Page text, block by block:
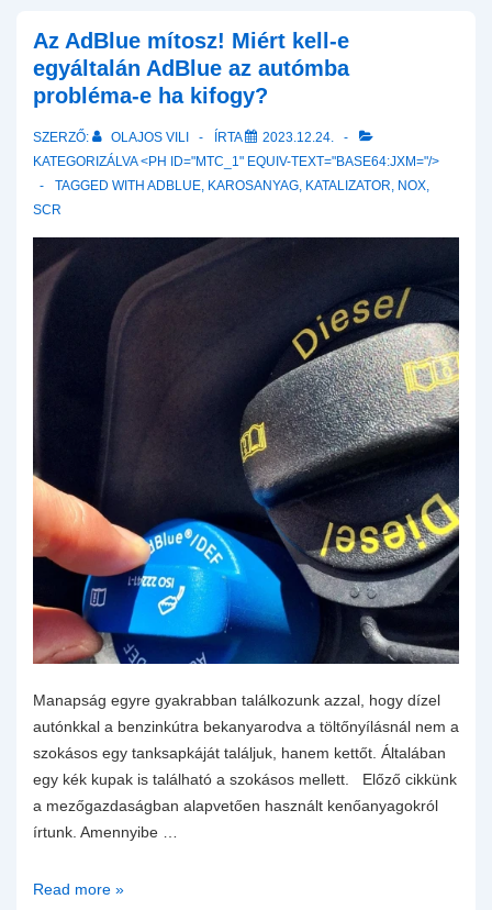
Az AdBlue mítosz! Miért kell-e
egyáltalán AdBlue az autómba
probléma-e ha kifogy?
SZERZŐ: OLAJOS VILI ÍRTA
2023.12.24.
KATEGORIZÁLVA <PH ID="MTC_1" EQUIV-TEXT="BASE64:JXM="/>
TAGGED WITH ADBLUE, KAROSANYAG, KATALIZATOR, NOX,
SCR
Manapság egyre gyakrabban találkozunk azzal, hogy dízel
autónkkal a benzinkútra bekanyarodva a töltőnyílásnál nem a
szokásos egy tanksapkáját találjuk, hanem kettőt. Általában
egy kék kupak is található a szokásos mellett. Előző cikkünk
a mezőgazdaságban alapvetően használt kenőanyagokról
írtunk. Amennyibe …
Az
Read more »